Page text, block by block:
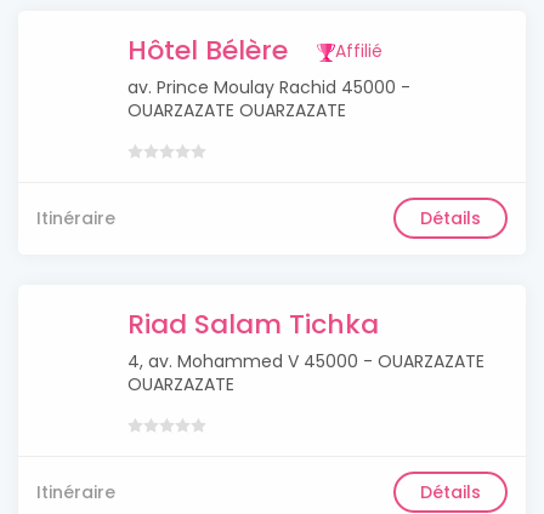
Hôtel Bélère
Affilié
av. Prince Moulay Rachid 45000 -
OUARZAZATE OUARZAZATE
Itinéraire Détails
Riad Salam Tichka
4, av. Mohammed V 45000 - OUARZAZATE
OUARZAZATE
Itinéraire Détails